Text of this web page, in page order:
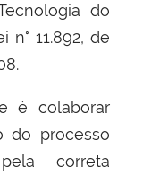
do
n° 11.892, de
é colaborar
do processo
correta